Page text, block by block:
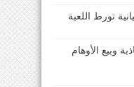
تورط اللعبة
وبيع الأوهام